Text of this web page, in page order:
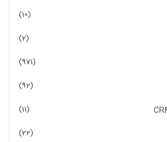
(10)
(2)
(971)
(92)
(11)
(22)